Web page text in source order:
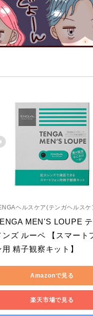
ヘルスケア(テンガヘルスケ
MEN'S LOUPE
ンズ ルーペ 【スマート
用 精子観察キット】
Amazonで見る
楽天市場で見る